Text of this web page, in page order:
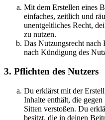
Mit dem Erstellen eines
einfaches, zeitlich und
unentgeltliches Recht,
zu nutzen.
Das Nutzungsrecht nach
nach Kündigung des
3. Pflichten des Nutzers
Du erklärst mit der
Inhalte enthält, die
Sitten verstoßen. Du
besitzt, die in deinen